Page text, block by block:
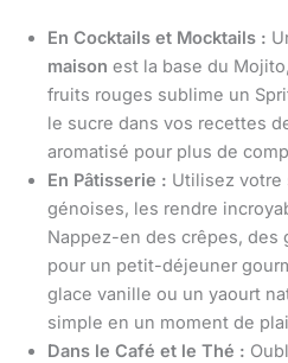
En Cocktails et Mocktails :
maison est la base du
fruits rouges sublime un
le sucre dans vos recettes
aromatisé pour plus de
En Pâtisserie : Utilisez votre
génoises, les rendre
Nappez-en des crêpes, des
pour un petit-déjeuner
glace vanille ou un yaourt
simple en un moment de
Dans le Café et le Thé :